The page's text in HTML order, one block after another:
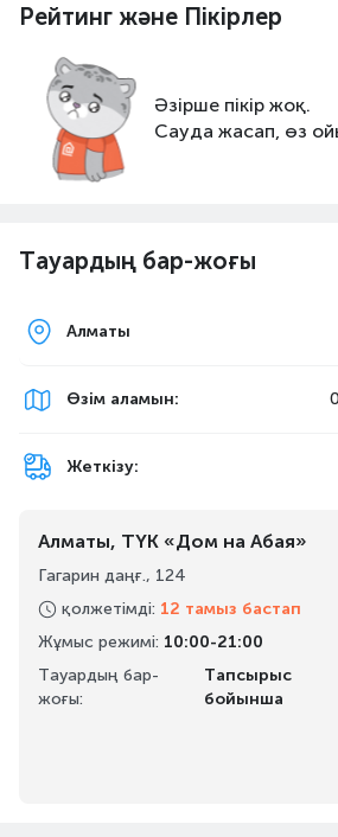
Рейтинг және Пікірлер
Әзірше пікір жоқ.
Сауда жасап, өз
Тауардың бар-жоғы
Алматы
Өзім аламын:
Жеткізу:
Алматы, ТҮК «Дом на Абая»
Гагарин даңғ., 124
қолжетімді: 12 тамыз бастап
Жұмыс режимі: 10:00-21:00
Тауардың бар-
жоғы:
Тапсырыс
бойынша